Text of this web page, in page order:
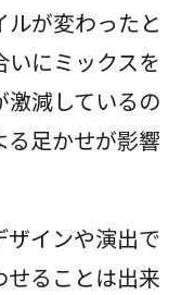
が変わったと
にミックスを
激減しているの
る足かせが影響
ザインや演出で
せることは出来